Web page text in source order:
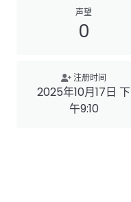
声望
0
注册时间
2025年10月17日 下
午9:10